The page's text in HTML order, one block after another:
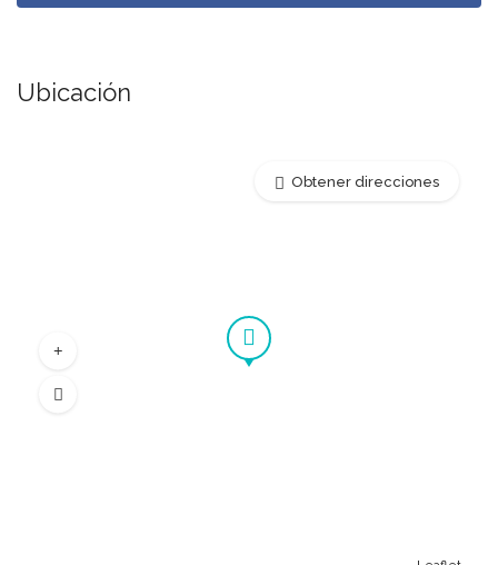
Ubicación
Obtener direcciones